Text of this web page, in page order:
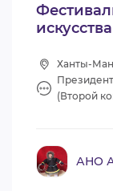
Ханты-
(Второй
АНО